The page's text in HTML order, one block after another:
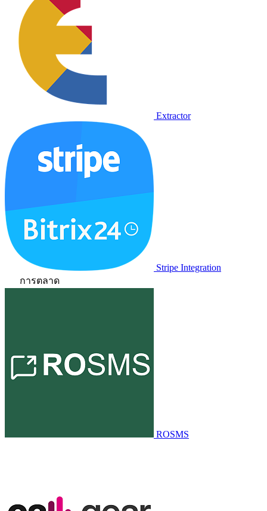
Extractor
Stripe Integration
การตลาด
ROSMS